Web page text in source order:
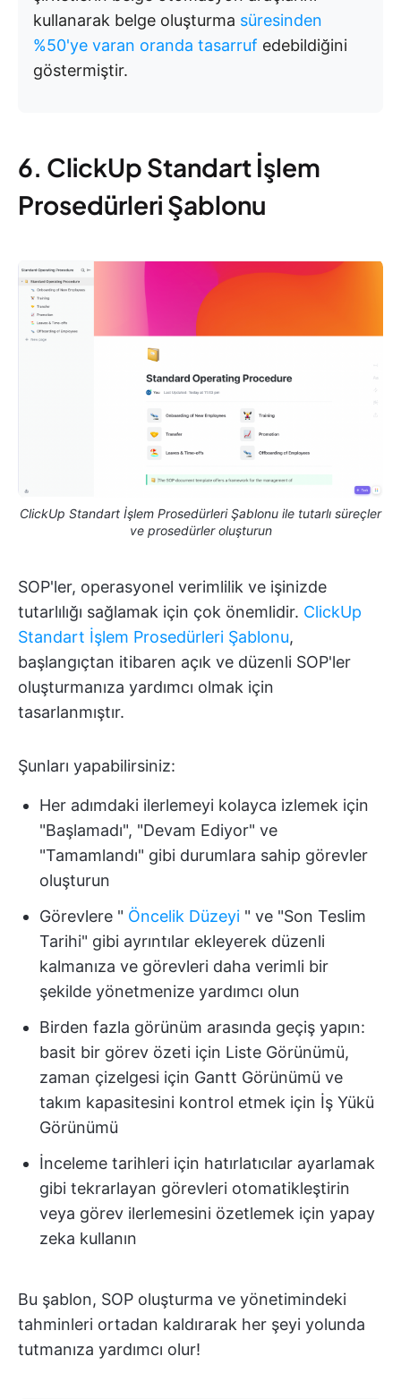
kullanarak belge oluşturma süresinden
%50'ye varan oranda tasarruf edebildiğini
göstermiştir.
6. ClickUp Standart İşlem
Prosedürleri Şablonu
ClickUp Standart İşlem Prosedürleri Şablonu ile tutarlı süreçler
ve prosedürler oluşturun
SOP'ler, operasyonel verimlilik ve işinizde
tutarlılığı sağlamak için çok önemlidir. ClickUp
Standart İşlem Prosedürleri Şablonu,
başlangıçtan itibaren açık ve düzenli SOP'ler
oluşturmanıza yardımcı olmak için
tasarlanmıştır.
Şunları yapabilirsiniz:
Her adımdaki ilerlemeyi kolayca izlemek için
"Başlamadı", "Devam Ediyor" ve
"Tamamlandı" gibi durumlara sahip görevler
oluşturun
Görevlere " Öncelik Düzeyi " ve "Son Teslim
Tarihi" gibi ayrıntılar ekleyerek düzenli
kalmanıza ve görevleri daha verimli bir
şekilde yönetmenize yardımcı olun
Birden fazla görünüm arasında geçiş yapın:
basit bir görev özeti için Liste Görünümü,
zaman çizelgesi için Gantt Görünümü ve
takım kapasitesini kontrol etmek için İş Yükü
Görünümü
İnceleme tarihleri için hatırlatıcılar ayarlamak
gibi tekrarlayan görevleri otomatikleştirin
veya görev ilerlemesini özetlemek için yapay
zeka kullanın
Bu şablon, SOP oluşturma ve yönetimindeki
tahminleri ortadan kaldırarak her şeyi yolunda
tutmanıza yardımcı olur!